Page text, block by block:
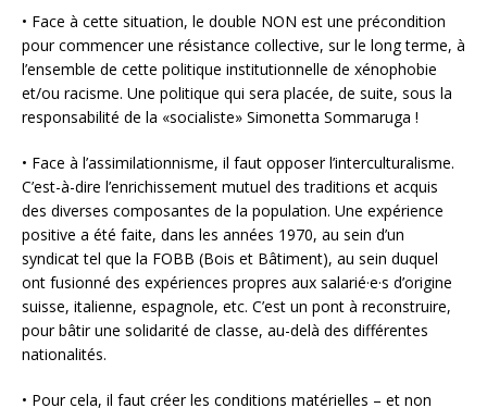
• Face à cette situation, le double NON est une précondition
pour commencer une résistance collective, sur le long terme, à
l’ensemble de cette politique institutionnelle de xénophobie
et/ou racisme. Une politique qui sera placée, de suite, sous la
responsabilité de la «socialiste» Simonetta Sommaruga !
• Face à l’assimilationnisme, il faut opposer l’interculturalisme.
C’est-à-dire l’enrichissement mutuel des traditions et acquis
des diverses composantes de la population. Une expérience
positive a été faite, dans les années 1970, au sein d’un
syndicat tel que la FOBB (Bois et Bâtiment), au sein duquel
ont fusionné des expériences propres aux salarié·e·s d’origine
suisse, italienne, espagnole, etc. C’est un pont à reconstruire,
pour bâtir une solidarité de classe, au-delà des différentes
nationalités.
• Pour cela, il faut créer les conditions matérielles – et non